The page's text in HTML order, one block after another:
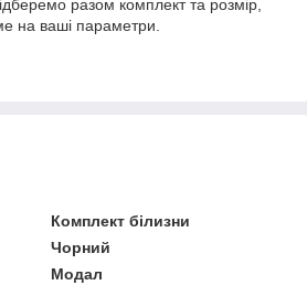
разом комплект та розмір,
на ваші параметри.
Комплект білизни
Чорний
Модал